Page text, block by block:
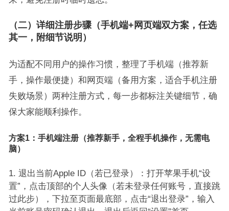
（二）详细注册步骤（手机端+网页端双方案，任选
其一，附细节说明）
为适配不同用户的操作习惯，整理了手机端（推荐新
手，操作最便捷）和网页端（备用方案，适合手机注册
失败场景）两种注册方式，每一步都标注关键细节，确
保大家能顺利操作。
方案1：手机端注册（推荐新手，全程手机操作，无需电
脑）
退出当前Apple ID（若已登录）：打开苹果手机“设
置”，点击顶部的个人头像（若未登录任何账号，直接跳
过此步），下拉至页面最底部，点击“退出登录”，输入